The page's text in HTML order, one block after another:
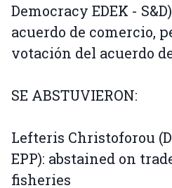
Democracy EDEK -
acuerdo de comercio,
votación del acuerdo
SE ABSTUVIERON:
Lefteris Christoforou
EPP): abstained on
fisheries